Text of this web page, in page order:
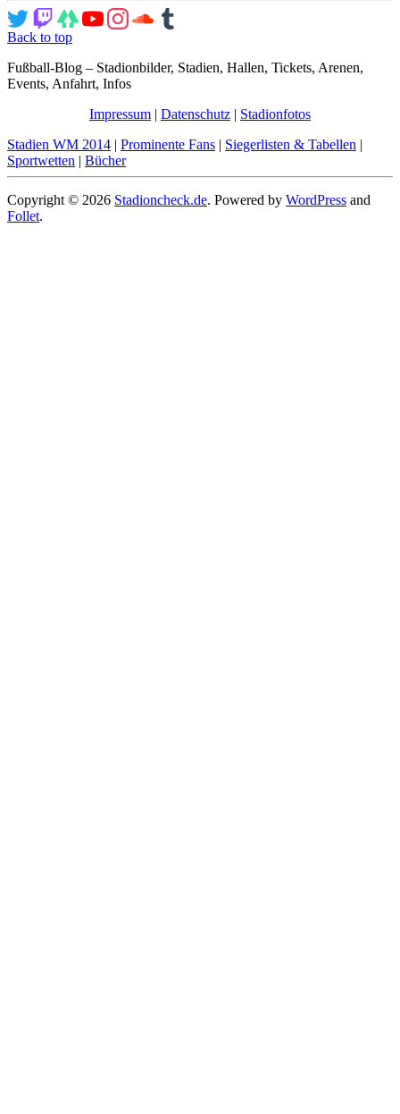
Back to top
Fußball-Blog – Stadionbilder, Stadien, Hallen, Tickets, Arenen,
Events, Anfahrt, Infos
Impressum | Datenschutz | Stadionfotos
Stadien WM 2014 | Prominente Fans | Siegerlisten & Tabellen |
Sportwetten | Bücher
Copyright © 2026 Stadioncheck.de. Powered by WordPress and
Follet.